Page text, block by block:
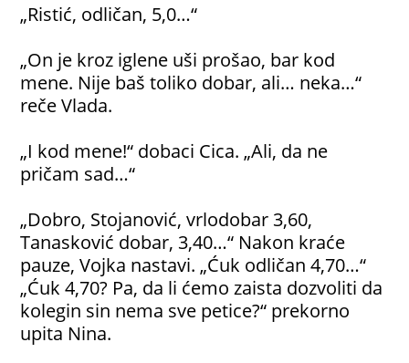
„Ristić, odličan, 5,0…“
„On je kroz iglene uši prošao, bar kod
mene. Nije baš toliko dobar, ali… neka…“
reče Vlada.
„I kod mene!“ dobaci Cica. „Ali, da ne
pričam sad…“
„Dobro, Stojanović, vrlodobar 3,60,
Tanasković dobar, 3,40…“ Nakon kraće
pauze, Vojka nastavi. „Ćuk odličan 4,70…“
„Ćuk 4,70? Pa, da li ćemo zaista dozvoliti da
kolegin sin nema sve petice?“ prekorno
upita Nina.